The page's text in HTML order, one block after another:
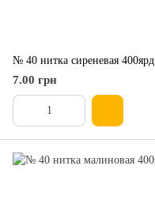
№ 40 нитка сиреневая 400ярд
7.00 грн